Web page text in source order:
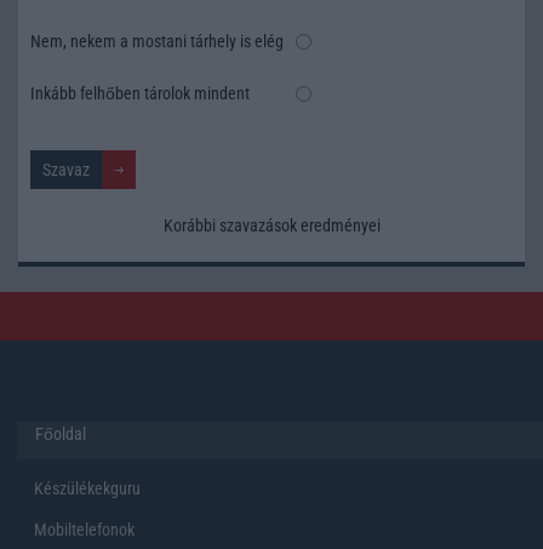
Nem, nekem a mostani tárhely is elég
Inkább felhőben tárolok mindent
Korábbi szavazások eredményei
Főoldal
Készülékekguru
Mobiltelefonok